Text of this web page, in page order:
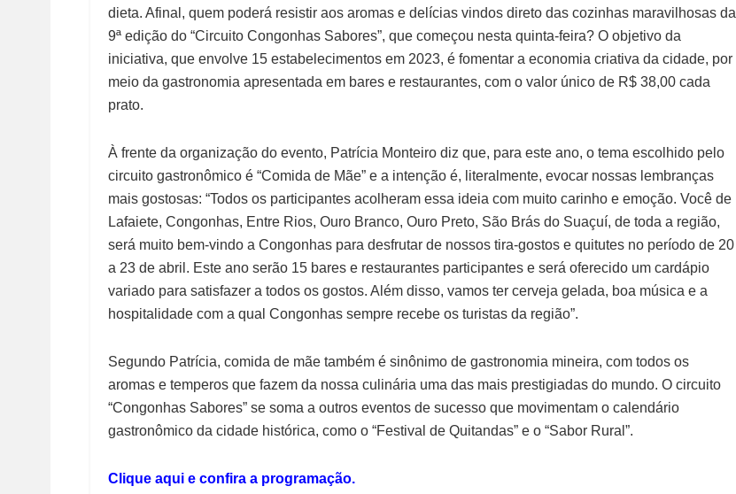
dieta. Afinal, quem poderá resistir aos aromas e delícias vindos direto das cozinhas maravilhosas da
9ª edição do “Circuito Congonhas Sabores”, que começou nesta quinta-feira? O objetivo da
iniciativa, que envolve 15 estabelecimentos em 2023, é fomentar a economia criativa da cidade, por
meio da gastronomia apresentada em bares e restaurantes, com o valor único de R$ 38,00 cada
prato.
À frente da organização do evento, Patrícia Monteiro diz que, para este ano, o tema escolhido pelo
circuito gastronômico é “Comida de Mãe” e a intenção é, literalmente, evocar nossas lembranças
mais gostosas: “Todos os participantes acolheram essa ideia com muito carinho e emoção. Você de
Lafaiete, Congonhas, Entre Rios, Ouro Branco, Ouro Preto, São Brás do Suaçuí, de toda a região,
será muito bem-vindo a Congonhas para desfrutar de nossos tira-gostos e quitutes no período de 20
a 23 de abril. Este ano serão 15 bares e restaurantes participantes e será oferecido um cardápio
variado para satisfazer a todos os gostos. Além disso, vamos ter cerveja gelada, boa música e a
hospitalidade com a qual Congonhas sempre recebe os turistas da região”.
Segundo Patrícia, comida de mãe também é sinônimo de gastronomia mineira, com todos os
aromas e temperos que fazem da nossa culinária uma das mais prestigiadas do mundo. O circuito
“Congonhas Sabores” se soma a outros eventos de sucesso que movimentam o calendário
gastronômico da cidade histórica, como o “Festival de Quitandas” e o “Sabor Rural”.
Clique aqui e confira a programação.